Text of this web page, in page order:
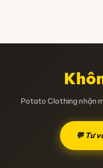
Potato Clothing nhận
💬 Tư